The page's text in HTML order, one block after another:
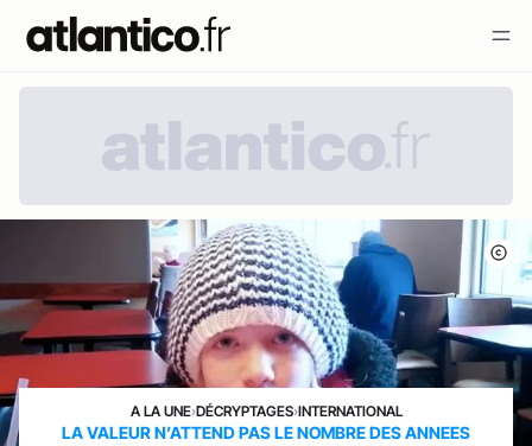
A LA UNE›DÉCRYPTAGES›INTERNATIONAL
LA VALEUR N’ATTEND PAS LE NOMBRE DES ANNEES